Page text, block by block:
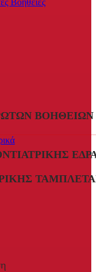
Βοήθειες
ΒΟΗΘΕΙΏΝ